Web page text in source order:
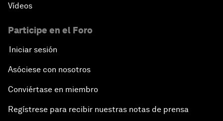
Issue Briefing: How Can We Effectively Fight
A Conversation with NBA Player Jeremy Lin
Diseases
China's Millennials
Vídeos
Participe en el Foro
Iniciar sesión
Asóciese con nosotros
Conviértase en miembro
Regístrese para recibir nuestras notas de prensa